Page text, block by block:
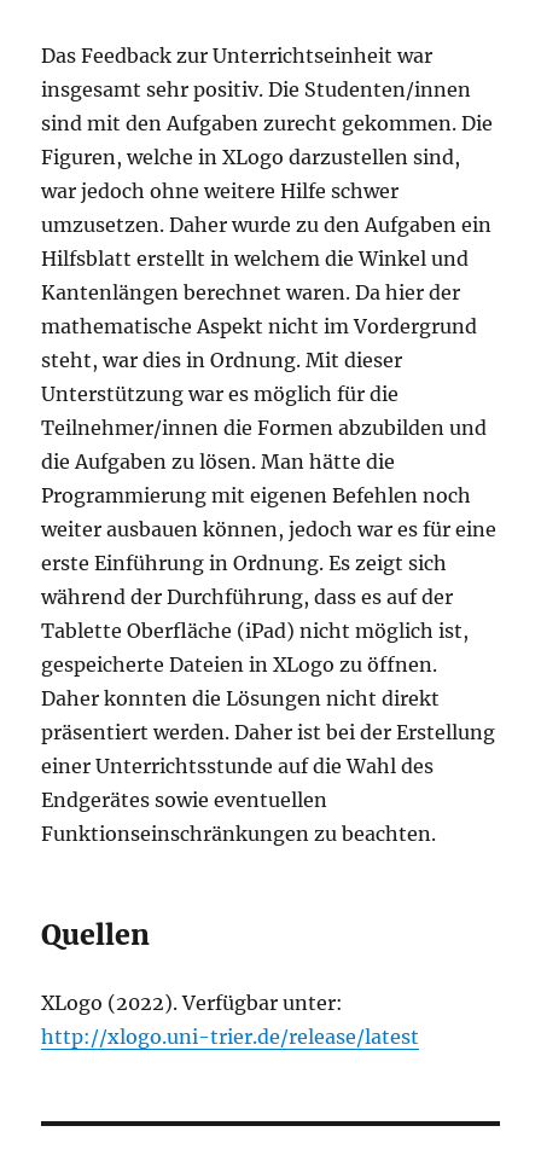
Das Feedback zur Unterrichtseinheit war
insgesamt sehr positiv. Die Studenten/innen
sind mit den Aufgaben zurecht gekommen. Die
Figuren, welche in XLogo darzustellen sind,
war jedoch ohne weitere Hilfe schwer
umzusetzen. Daher wurde zu den Aufgaben ein
Hilfsblatt erstellt in welchem die Winkel und
Kantenlängen berechnet waren. Da hier der
mathematische Aspekt nicht im Vordergrund
steht, war dies in Ordnung. Mit dieser
Unterstützung war es möglich für die
Teilnehmer/innen die Formen abzubilden und
die Aufgaben zu lösen. Man hätte die
Programmierung mit eigenen Befehlen noch
weiter ausbauen können, jedoch war es für eine
erste Einführung in Ordnung. Es zeigt sich
während der Durchführung, dass es auf der
Tablette Oberfläche (iPad) nicht möglich ist,
gespeicherte Dateien in XLogo zu öffnen.
Daher konnten die Lösungen nicht direkt
präsentiert werden. Daher ist bei der Erstellung
einer Unterrichtsstunde auf die Wahl des
Endgerätes sowie eventuellen
Funktionseinschränkungen zu beachten.
Quellen
XLogo (2022). Verfügbar unter:
http://xlogo.uni-trier.de/release/latest